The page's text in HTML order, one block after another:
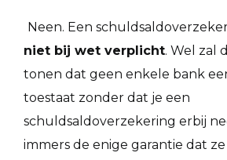
Neen. Een
niet bij wet verplicht. Wel zal
tonen dat geen enkele bank
toestaat zonder dat je een
schuldsaldoverzekering erbij
immers de enige garantie dat